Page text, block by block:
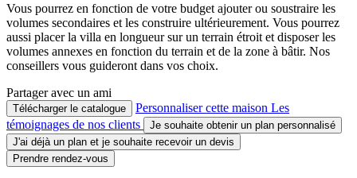
Vous pourrez en fonction de votre budget ajouter ou soustraire les
volumes secondaires et les construire ultérieurement. Vous pourrez
aussi placer la villa en longueur sur un terrain étroit et disposer les
volumes annexes en fonction du terrain et de la zone à bâtir. Nos
conseillers vous guideront dans vos choix.
Partager avec un ami
Télécharger le catalogue Personnaliser cette maison Les
témoignages de nos clients
Je souhaite obtenir un plan personnalisé
J'ai déjà un plan et je souhaite recevoir un devis
Prendre rendez-vous